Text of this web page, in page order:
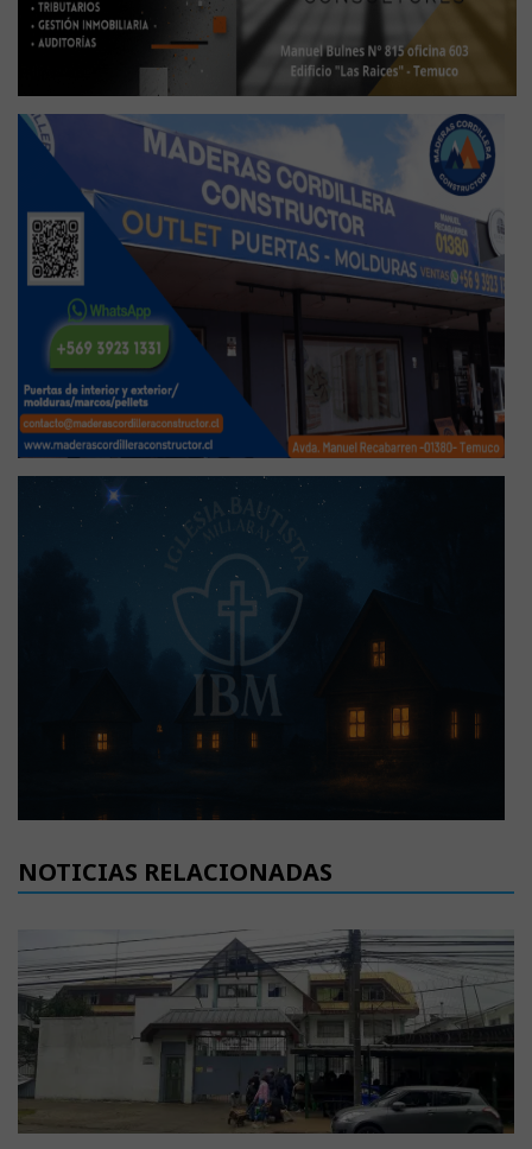
NOTICIAS RELACIONADAS